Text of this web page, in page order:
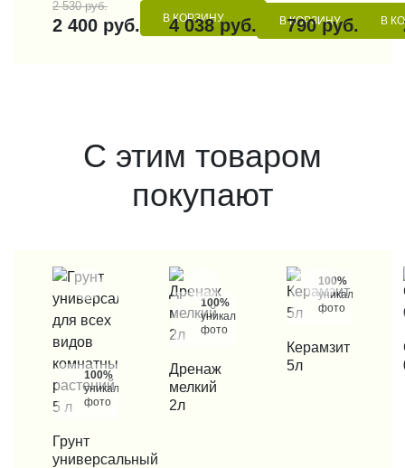
2 530 руб.
2 400 руб. В КОРЗИНУ
4 038 руб. В КОРЗИНУ
790 руб. В
С этим товаром
покупают
100%
уникальные
фото
КУПИТЬ В 1 КЛИК
Грунт
универсальный
100%
уникальные
фото
КУПИТЬ В 1 КЛИК
Дренаж
мелкий
2л
100%
уникальные
фото
КУПИТЬ В 1 КЛИК
Керамзит
5л